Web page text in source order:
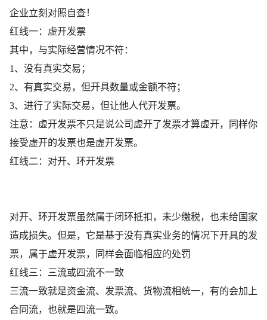
企业立刻对照自查！
红线一：虚开发票
其中，与实际经营情况不符：
1、没有真实交易；
2、有真实交易，但开具数量或金额不符；
3、进行了实际交易，但让他人代开发票。
注意：虚开发票不只是说公司虚开了发票才算虚开，同样你
接受虚开的发票也是虚开发票。
红线二：对开、环开发票
对开、环开发票虽然属于闭环抵扣，未少缴税，也未给国家
造成损失。但是，它是基于没有真实业务的情况下开具的发
票，属于虚开发票，同样会面临相应的处罚
红线三：三流或四流不一致
三流一致就是资金流、发票流、货物流相统一，有的会加上
合同流，也就是四流一致。